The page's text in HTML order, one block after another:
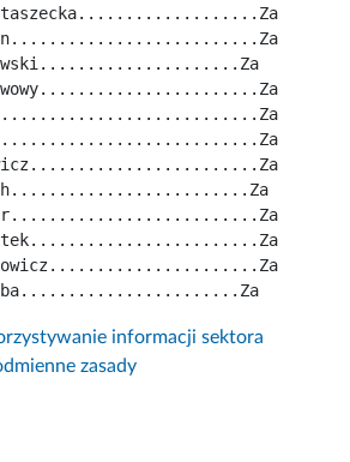
Staszecka...................Za
Witek........................Za
informacji sektora
zasady